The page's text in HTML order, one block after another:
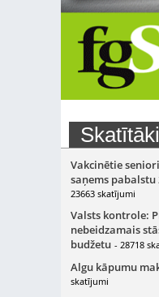
Vakcinētie
saņems pabalstu
23663 skatījumi
Valsts kontrole:
nebeidzamais
budžetu - 28718
Algu kāpumu
skatījumi